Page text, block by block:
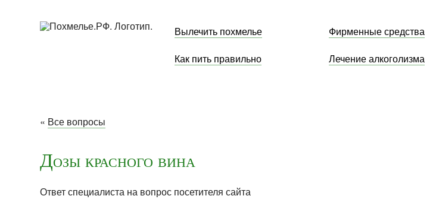
Вылечить похмелье Фирменные средства
Как пить правильно Лечение алкоголизма
« Все вопросы
Дозы красного вина
Ответ специалиста на вопрос посетителя сайта